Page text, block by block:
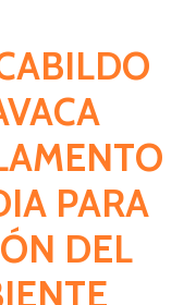
PARA
DEL